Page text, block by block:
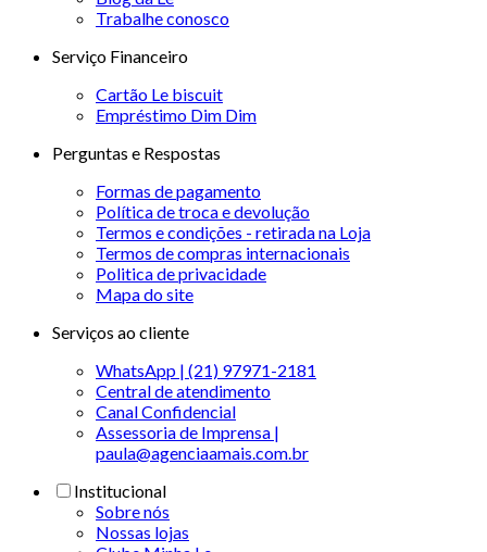
Trabalhe conosco
Serviço Financeiro
Cartão Le biscuit
Empréstimo Dim Dim
Perguntas e Respostas
Formas de pagamento
Política de troca e devolução
Termos e condições - retirada na Loja
Termos de compras internacionais
Politica de privacidade
Mapa do site
Serviços ao cliente
WhatsApp | (21) 97971-2181
Central de atendimento
Canal Confidencial
Assessoria de Imprensa |
paula@agenciaamais.com.br
Institucional
Sobre nós
Nossas lojas